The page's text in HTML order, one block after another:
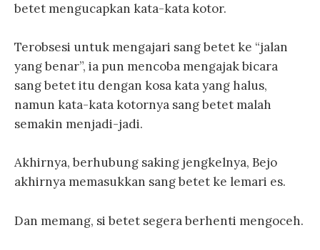
betet mengucapkan kata-kata kotor.
Terobsesi untuk mengajari sang betet ke “jalan
yang benar”, ia pun mencoba mengajak bicara
sang betet itu dengan kosa kata yang halus,
namun kata-kata kotornya sang betet malah
semakin menjadi-jadi.
Akhirnya, berhubung saking jengkelnya, Bejo
akhirnya memasukkan sang betet ke lemari es.
Dan memang, si betet segera berhenti mengoceh.